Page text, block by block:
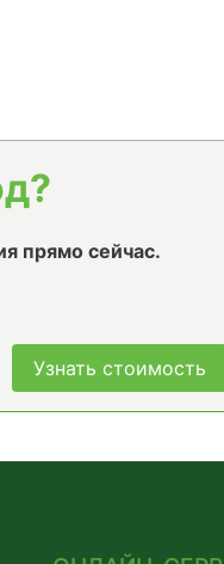
прямо сейчас.
Узнать стоимость